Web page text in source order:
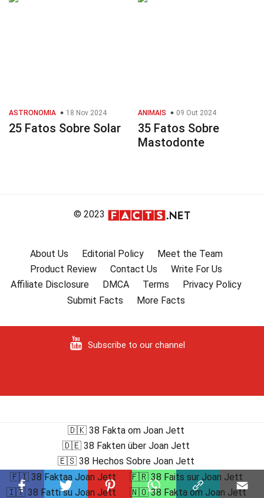
ASTRONOMIA 18 Nov 2024
25 Fatos Sobre Solar
ANIMAIS 09 Out 2024
35 Fatos Sobre
Mastodonte
© 2023
About Us Editorial Policy
Meet the Team
Product Review
Contact Us
Write For Us
Affiliate Disclosure
DMCA Terms
Privacy Policy
Submit Facts
More Facts
Subscribe to our channel
🇩🇰 38 Fakta om Joan Jett
🇩🇪 38 Fakten über Joan Jett
🇪🇸 38 Hechos Sobre Joan Jett
🇫🇮 38 Faktaa Joan Jett
🇫🇷 38 Faits sur Joan Jett
🇮🇹 38 Fatti su Joan Jett
🇳🇴 38 Fakta om Joan Jett